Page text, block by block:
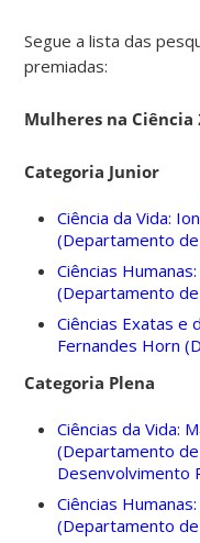
Segue a lista das
premiadas:
Mulheres na Ciência
Categoria Junior
Ciência da Vida:
(Departamento de
Ciências
(Departamento
Ciências Exatas e
Fernandes Horn
Categoria Plena
Ciências da Vida:
(Departamento
Desenvolvimento
Ciências
(Departamento